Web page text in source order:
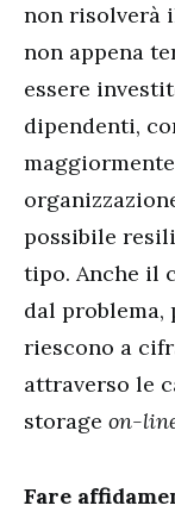
non risolverà
non appena
essere
dipendenti,
possibile
tipo. Anche il
dal
riescono a
attraverso le
storage on-
Fare